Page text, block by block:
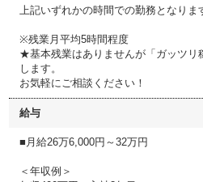
上記いずれかの時間での勤務となりま
※残業月平均5時間程度
★基本残業はありませんが「ガッツリ
します。
お気軽にご相談ください！
給与
■月給26万6,000円～32万円
＜年収例＞